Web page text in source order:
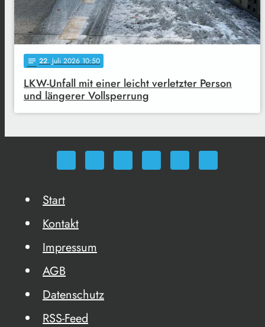
notes 22. Juli 2026 10:50
LKW-Unfall mit einer leicht verletzter Person
und längerer Vollsperrung
Start
Kontakt
Impressum
AGB
Datenschutz
RSS-Feed